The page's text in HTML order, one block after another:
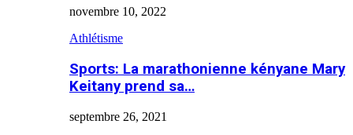
novembre 10, 2022
Athlétisme
Sports: La marathonienne kényane Mary
Keitany prend sa…
septembre 26, 2021